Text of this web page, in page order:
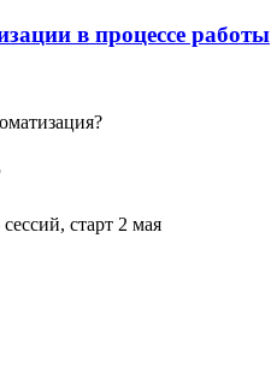
в процессе работы
?
старт 2 мая